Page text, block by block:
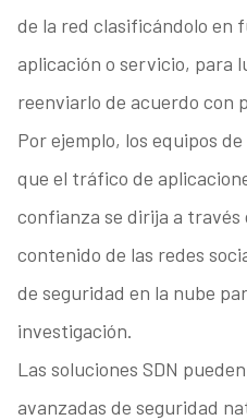
de la red clasificándolo en
aplicación o servicio, para
reenviarlo de acuerdo con
Por ejemplo, los equipos
que el tráfico de
confianza se dirija a través
contenido de las redes
de seguridad en la nube
investigación.
Las soluciones SDN
avanzadas de seguridad